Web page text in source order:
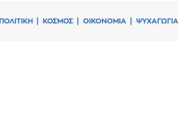
ΠΟΛΙΤΙΚΗ ΚΟΣΜΟΣ ΟΙΚΟΝΟΜΙΑ ΨΥΧΑΓΩΓΙΑ